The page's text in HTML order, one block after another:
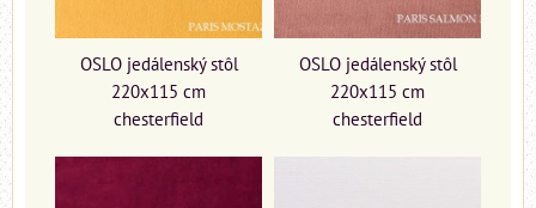
OSLO jedálenský stôl
220x115 cm
chesterfield
OSLO jedálenský stôl
220x115 cm
chesterfield